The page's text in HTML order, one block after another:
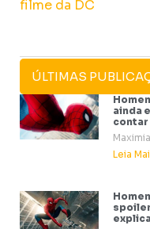
ÚLTIMAS
ainda
contar
Leia